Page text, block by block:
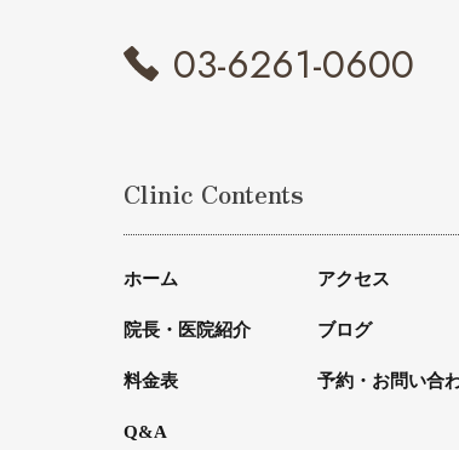
03-6261-0600
Clinic Contents
ホーム
院長・医院紹介
料金表
Q&A
アクセス
ブログ
予約・お問い合